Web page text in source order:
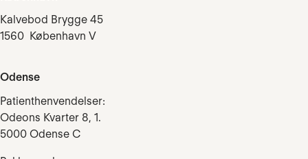
Kalvebod Brygge 45
1560 København V
Odense
Patienthenvendelser:
Odeons Kvarter 8, 1.
5000 Odense C